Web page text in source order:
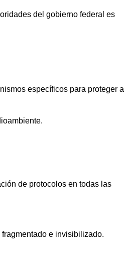
del gobierno federal es
específicos para proteger a
de protocolos en todas las
e invisibilizado.